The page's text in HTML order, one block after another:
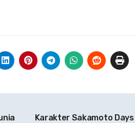
Karakter Sakamoto